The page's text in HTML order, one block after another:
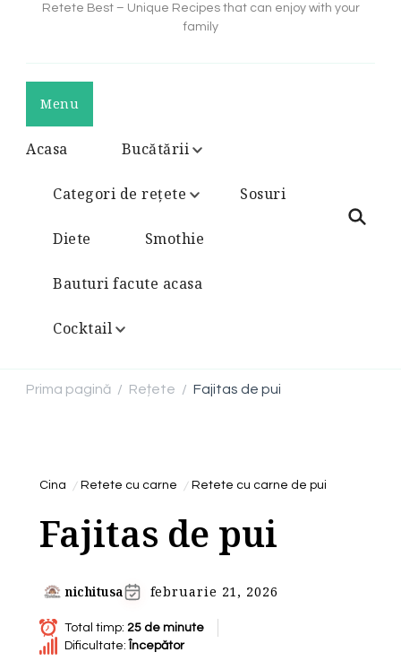
Retete Best – Unique Recipes that can enjoy with your
family
Menu
Acasa Bucătării
Categori de rețete Sosuri
Diete Smothie
Bauturi facute acasa
Cocktail
Prima pagină / Rețete / Fajitas de pui
Cina Retete cu carne Retete cu carne de pui
Fajitas de pui
nichitusa februarie 21, 2026
Total timp: 25 de minute
Dificultate: Începător